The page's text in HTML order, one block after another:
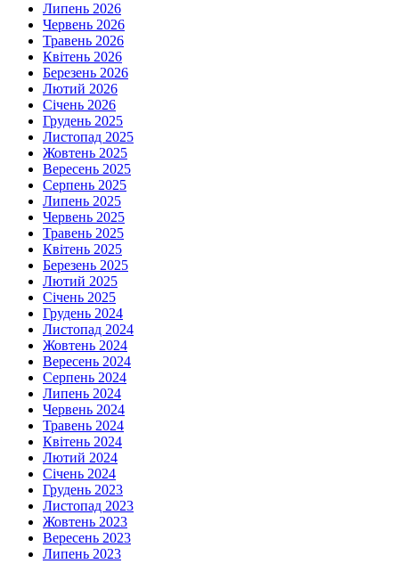
Липень 2026
Червень 2026
Травень 2026
Квітень 2026
Березень 2026
Лютий 2026
Січень 2026
Грудень 2025
Листопад 2025
Жовтень 2025
Вересень 2025
Серпень 2025
Липень 2025
Червень 2025
Травень 2025
Квітень 2025
Березень 2025
Лютий 2025
Січень 2025
Грудень 2024
Листопад 2024
Жовтень 2024
Вересень 2024
Серпень 2024
Липень 2024
Червень 2024
Травень 2024
Квітень 2024
Лютий 2024
Січень 2024
Грудень 2023
Листопад 2023
Жовтень 2023
Вересень 2023
Липень 2023